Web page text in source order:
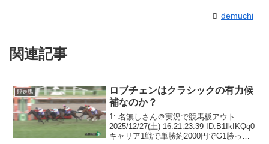
demuchi
関連記事
競走馬
ロブチェンはクラシックの有力候
補なのか？
1: 名無しさん＠実況で競馬板アウト
2025/12/27(土) 16:21:23.39 ID:B1IkIKQq0
キャリア1戦で単勝約2000円でG1勝った